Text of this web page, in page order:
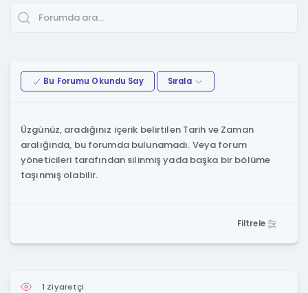
Bu Forumu Okundu Say Sırala
Üzgünüz, aradığınız içerik belirtilen Tarih ve Zaman
aralığında, bu forumda bulunamadı. Veya forum
yöneticileri tarafından silinmiş yada başka bir bölüme
taşınmış olabilir.
Filtrele
1 Ziyaretçi